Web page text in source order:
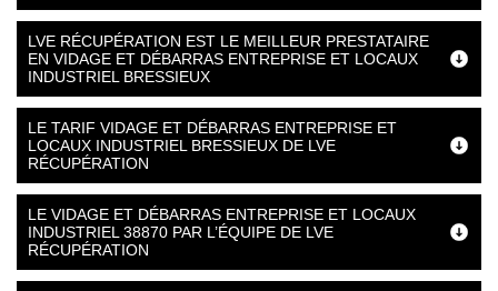
LVE RÉCUPÉRATION EST LE MEILLEUR PRESTATAIRE
EN VIDAGE ET DÉBARRAS ENTREPRISE ET LOCAUX
INDUSTRIEL BRESSIEUX
LE TARIF VIDAGE ET DÉBARRAS ENTREPRISE ET
LOCAUX INDUSTRIEL BRESSIEUX DE LVE
RÉCUPÉRATION
LE VIDAGE ET DÉBARRAS ENTREPRISE ET LOCAUX
INDUSTRIEL 38870 PAR L’ÉQUIPE DE LVE
RÉCUPÉRATION